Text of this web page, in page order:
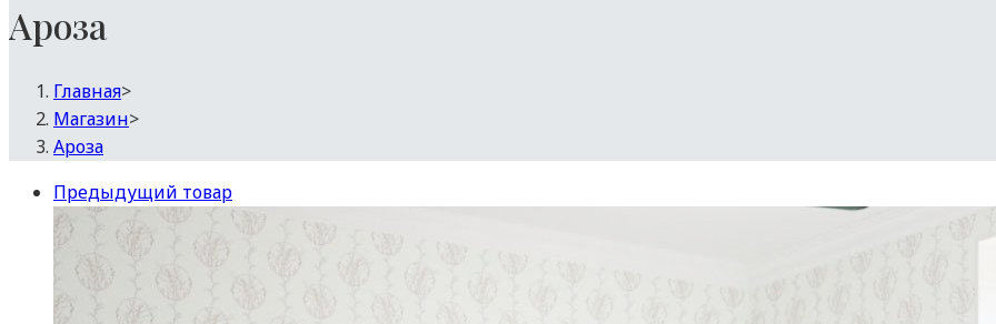
Ароза
Главная>
Магазин>
Ароза
Предыдущий товар